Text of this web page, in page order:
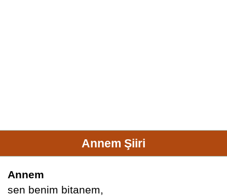
Annem Şiiri
Annem
sen benim bitanem,